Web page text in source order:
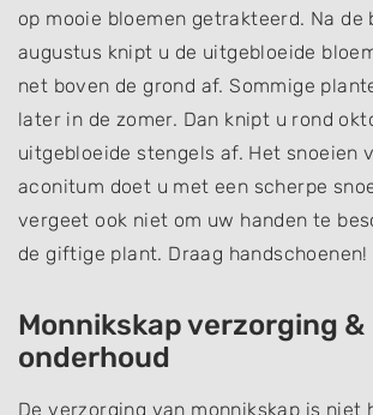
op mooie bloemen getrakteerd. Na de
augustus knipt u de uitgebloeide
net boven de grond af. Sommige
later in de zomer. Dan knipt u rond
uitgebloeide stengels af. Het snoeien
aconitum doet u met een scherpe
vergeet ook niet om uw handen te
de giftige plant. Draag handschoenen!
Monnikskap verzorging &
onderhoud
De verzorging van monnikskap is niet